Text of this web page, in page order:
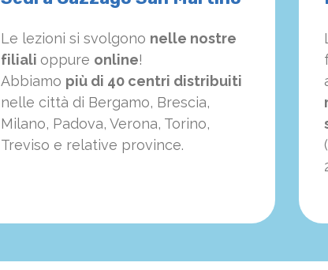
Le lezioni si svolgono nelle nostre
filiali oppure online!
Abbiamo più di 40 centri distribuiti
nelle città di Bergamo, Brescia,
Milano, Padova, Verona, Torino,
Treviso e relative province.